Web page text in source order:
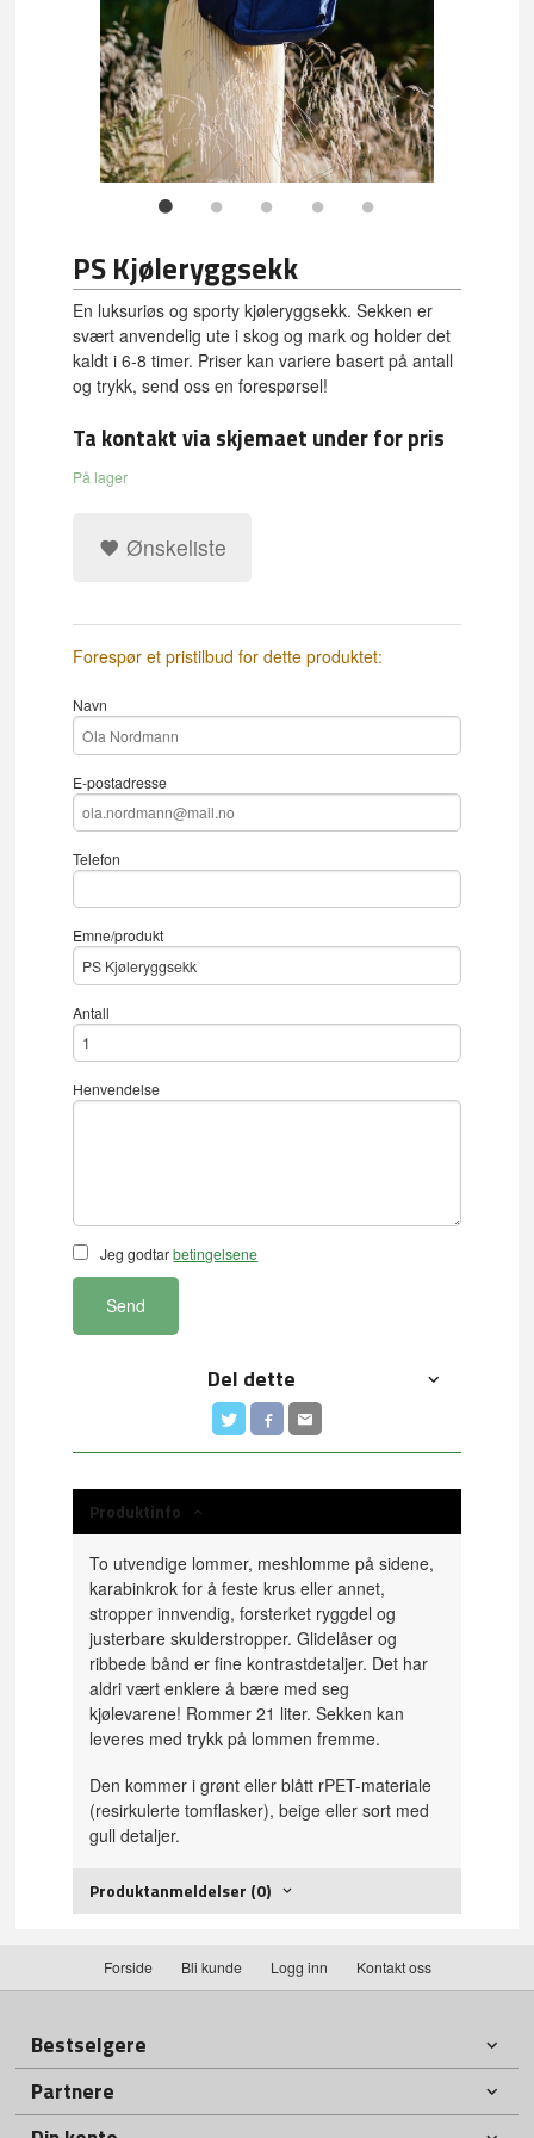
PS Kjøleryggsekk
En luksuriøs og sporty kjøleryggsekk. Sekken er
svært anvendelig ute i skog og mark og holder det
kaldt i 6-8 timer. Priser kan variere basert på antall
og trykk, send oss en forespørsel!
Ta kontakt via skjemaet under for pris
På lager
Ønskeliste
Forespør et pristilbud for dette produktet:
Navn
E-postadresse
Telefon
Emne/produkt
Antall
Henvendelse
Jeg godtarbetingelsene
Send
Del dette
Produktinfo
To utvendige lommer, meshlomme på sidene,
karabinkrok for å feste krus eller annet,
stropper innvendig, forsterket ryggdel og
justerbare skulderstropper. Glidelåser og
ribbede bånd er fine kontrastdetaljer. Det har
aldri vært enklere å bære med seg
kjølevarene! Rommer 21 liter. Sekken kan
leveres med trykk på lommen fremme.
Den kommer i grønt eller blått rPET-materiale
(resirkulerte tomflasker), beige eller sort med
gull detaljer.
Produktanmeldelser (0)
Forside Bli kunde Logg inn Kontakt oss
Bestselgere
Partnere